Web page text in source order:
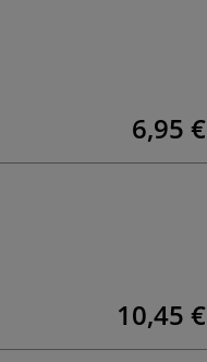
6,95 €
10,45 €